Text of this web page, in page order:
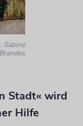
Sabine
Brandes
Stadt« wird
Hilfe